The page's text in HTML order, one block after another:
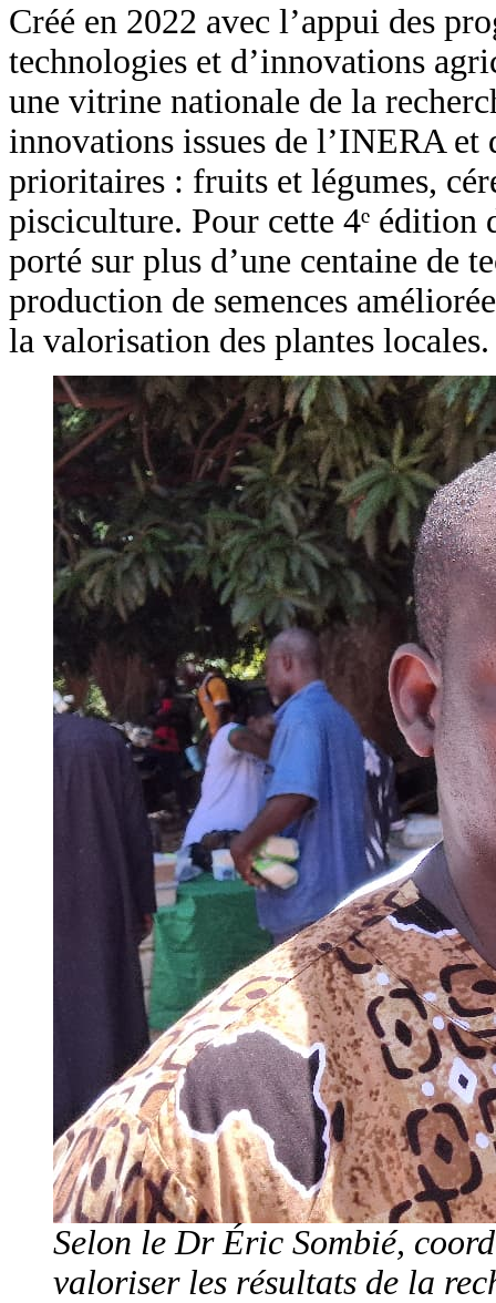
Créé en 2022 avec l’appui des
technologies et d’innovations
une vitrine nationale de la
innovations issues de l’INERA et
prioritaires : fruits et légumes,
pisciculture. Pour cette 4ᵉ édition
porté sur plus d’une centaine de
production de semences
la valorisation des plantes locales.
Selon le Dr Éric Sombié,
valoriser les résultats de la